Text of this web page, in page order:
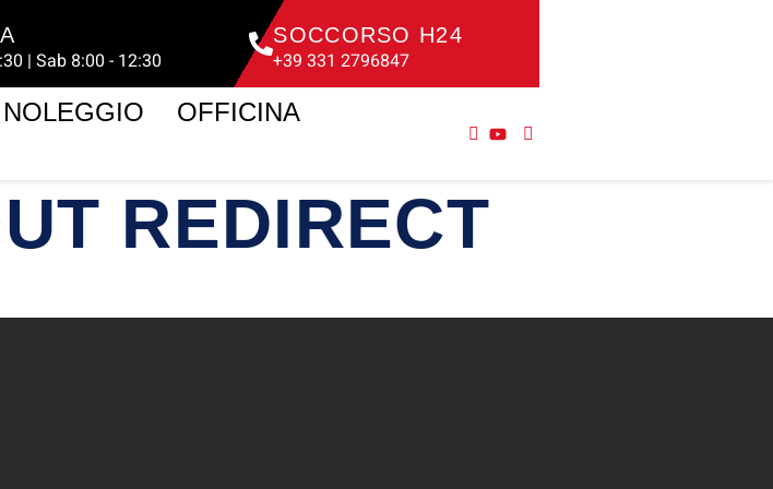
| Sab 8:00 - 12:30
SOCCORSO H24
+39 331 2796847
NOLEGGIO
OFFICINA
REDIRECT